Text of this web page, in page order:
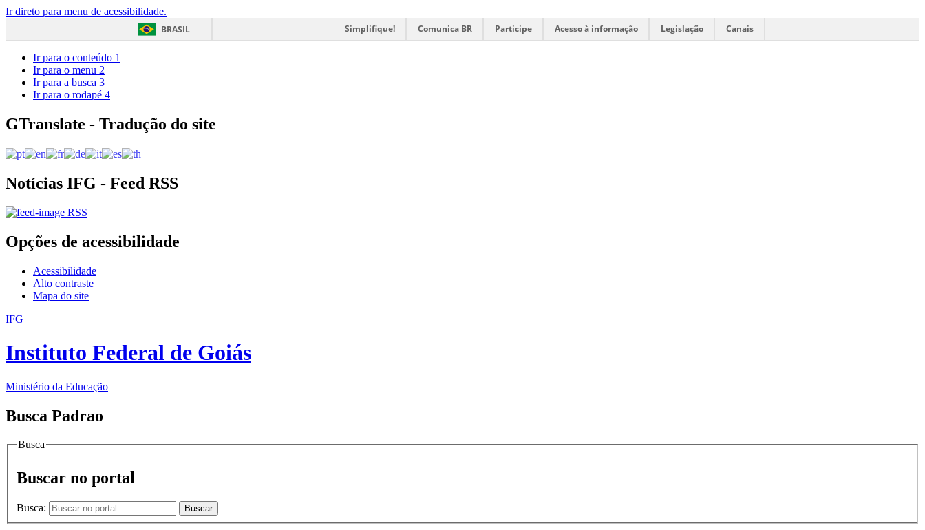
Ir direto para menu de acessibilidade.
BRASIL
Simplifique! Comunica BR Participe Acesso à informação Legislação Canais
Ir para o conteúdo 1
Ir para o menu 2
Ir para a busca 3
Ir para o rodapé 4
GTranslate - Tradução do site
Notícias IFG - Feed RSS
RSS
Opções de acessibilidade
Acessibilidade
Alto contraste
Mapa do site
IFG
Instituto Federal de Goiás
Ministério da Educação
Busca Padrao
Busca
Buscar no portal
Busca: Buscar